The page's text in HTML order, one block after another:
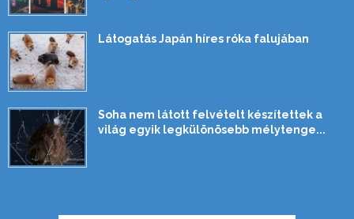
Látogatás Japán híres róka falujában
Soha nem látott felvételt készítettek a
világ egyik legkülönösebb mélytenge...